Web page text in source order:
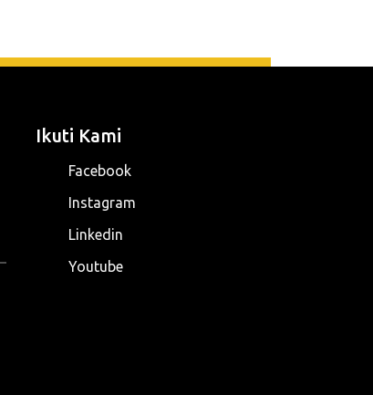
Ikuti Kami
Facebook
Instagram
Linkedin
Youtube